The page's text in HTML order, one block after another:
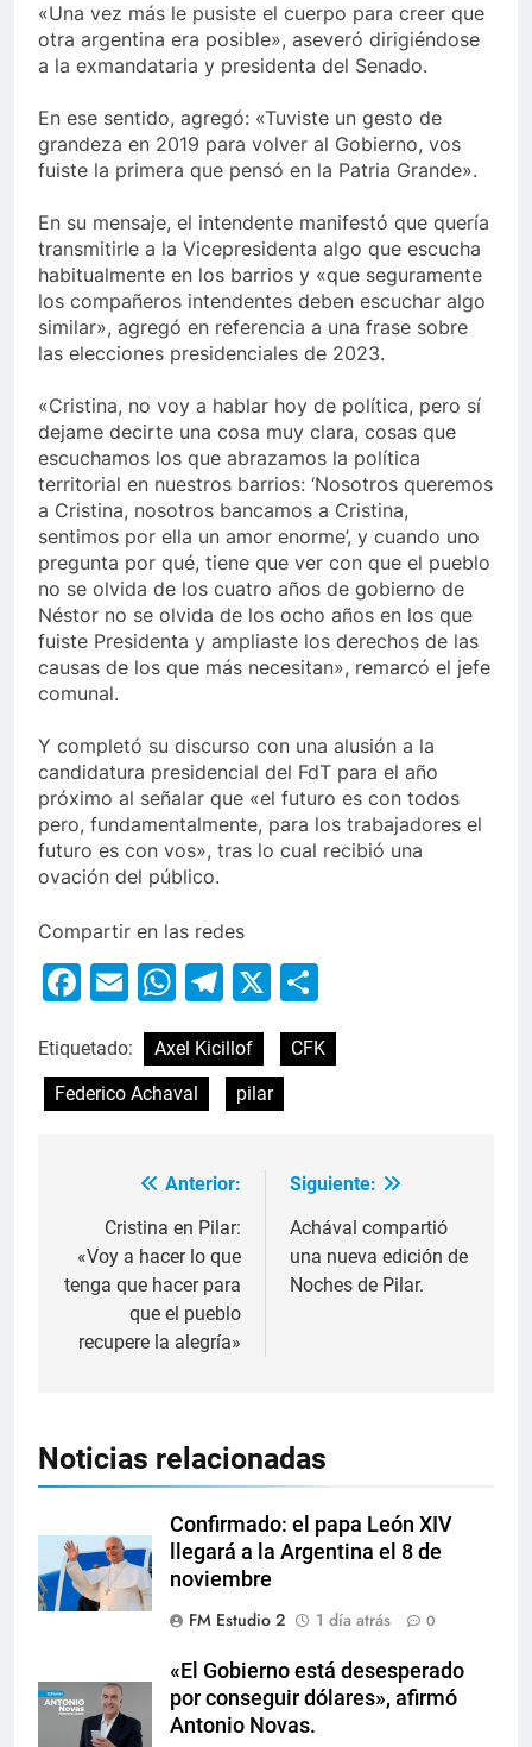
«Una vez más le pusiste el cuerpo para creer que
otra argentina era posible», aseveró dirigiéndose
a la exmandataria y presidenta del Senado.
En ese sentido, agregó: «Tuviste un gesto de
grandeza en 2019 para volver al Gobierno, vos
fuiste la primera que pensó en la Patria Grande».
En su mensaje, el intendente manifestó que quería
transmitirle a la Vicepresidenta algo que escucha
habitualmente en los barrios y «que seguramente
los compañeros intendentes deben escuchar algo
similar», agregó en referencia a una frase sobre
las elecciones presidenciales de 2023.
«Cristina, no voy a hablar hoy de política, pero sí
dejame decirte una cosa muy clara, cosas que
escuchamos los que abrazamos la política
territorial en nuestros barrios: ‘Nosotros queremos
a Cristina, nosotros bancamos a Cristina,
sentimos por ella un amor enorme’, y cuando uno
pregunta por qué, tiene que ver con que el pueblo
no se olvida de los cuatro años de gobierno de
Néstor no se olvida de los ocho años en los que
fuiste Presidenta y ampliaste los derechos de las
causas de los que más necesitan», remarcó el jefe
comunal.
Y completó su discurso con una alusión a la
candidatura presidencial del FdT para el año
próximo al señalar que «el futuro es con todos
pero, fundamentalmente, para los trabajadores el
futuro es con vos», tras lo cual recibió una
ovación del público.
Compartir en las redes
Facebook
EmailWhatsApp
Telegram
X
Etiquetado: Axel Kicillof
CFK
Federico Achaval
pilar
Anterior:
Cristina en Pilar:
«Voy a hacer lo que
tenga que hacer para
que el pueblo
recupere la alegría»
Siguiente:
Achával compartió
una nueva edición de
Noches de Pilar.
Noticias relacionadas
Confirmado: el papa León XIV
llegará a la Argentina el 8 de
noviembre
FM Estudio 2
1 día atrás 0
«El Gobierno está desesperado
por conseguir dólares», afirmó
Antonio Novas.